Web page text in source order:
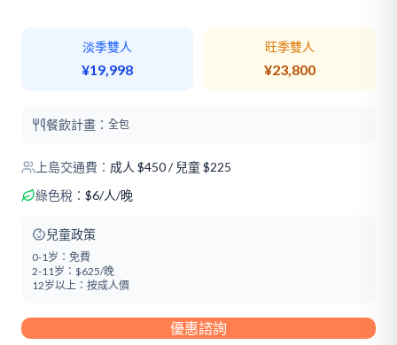
淡季雙人
¥19,998
旺季雙人
¥23,800
餐飲計畫： 全包
上島交通費： 成人 $450/ 兒童 $225
綠色稅： $6/人/晚
兒童政策
0-1岁： 免費
2-11岁： $625/晚
12岁以上： 按成人價
優惠諮詢